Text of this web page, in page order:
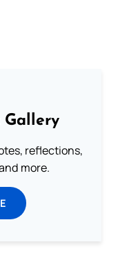
Gallery
reflections,
more.